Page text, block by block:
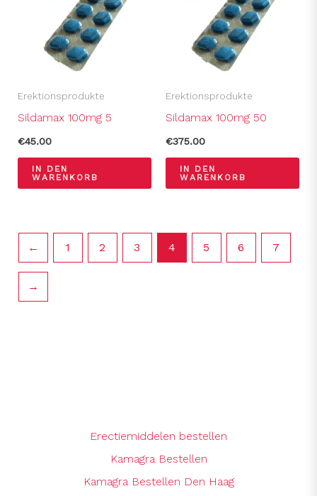
Erektionsprodukte
Sildamax 100mg 5
€45.00
IN DEN
WARENKORB
Erektionsprodukte
Sildamax 100mg 50
€375.00
IN DEN
WARENKORB
← 1 2 3 4 5 6 7
→
Erectiemiddelen bestellen
Kamagra Bestellen
Kamagra Bestellen Den Haag